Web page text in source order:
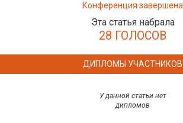
Конференция завершена
Эта статья набрала
28 ГОЛОСОВ
ДИПЛОМЫ УЧАСТНИКОВ
У данной статьи нет
дипломов